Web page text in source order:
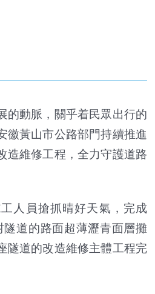
動脈，關乎着民眾出行的
徽黃山市公路部門持續推進
造維修工程，全力守護道路
人員搶抓晴好天氣，完成
道的路面超薄瀝青面層攤
隧道的改造維修主體工程完